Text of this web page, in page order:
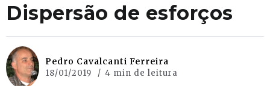
Dispersão de esforços
Pedro Cavalcanti Ferreira
18/01/2019 4 min de leitura